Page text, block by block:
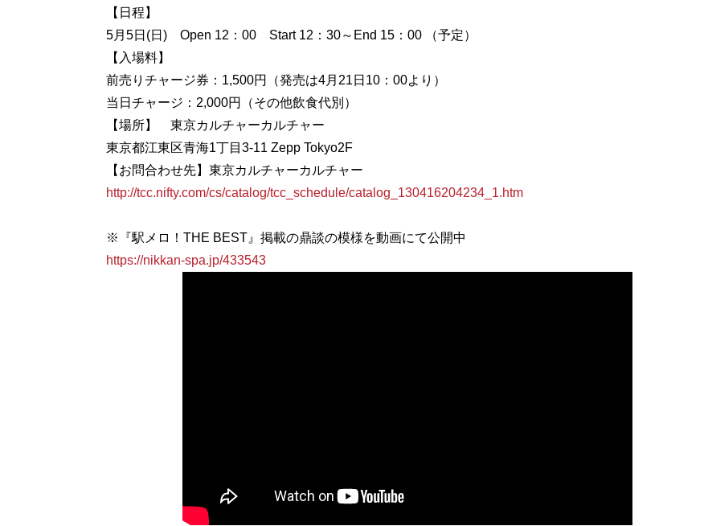
【日程】
5月5日(日) Open 12：00 Start 12：30～End 15：00 （予定）
【入場料】
前売りチャージ券：1,500円（発売は4月21日10：00より）
当日チャージ：2,000円（その他飲食代別）
【場所】 東京カルチャーカルチャー
東京都江東区青海1丁目3-11 Zepp Tokyo2F
http://tcc.nifty.com/cs/catalog/tcc_schedule/catalog_130416204234_1.htm
※『駅メロ！THE BEST』掲載の鼎談の模様を動画にて公開中
https://nikkan-spa.jp/433543